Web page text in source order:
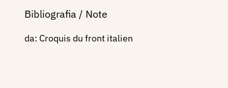
Bibliografia / Note
da: Croquis du front italien